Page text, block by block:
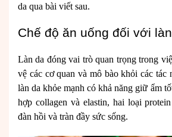
da qua bài viết sau.
Chế độ ăn uống đối với
Làn da đóng vai trò quan trọng trong
vệ các cơ quan và mô bào khỏi các tác
làn da khỏe mạnh có khả năng giữ ẩm
hợp collagen và elastin, hai loại
đàn hồi và tràn đầy sức sống.